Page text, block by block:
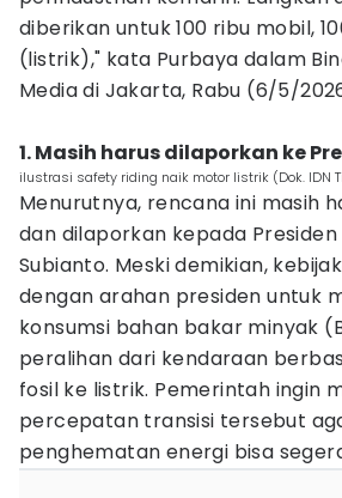
diberikan untuk 100 ribu mobil,
(listrik)," kata Purbaya dalam
Media di Jakarta, Rabu (6/5/
1. Masih harus dilaporkan ke
ilustrasi safety riding naik motor listrik (Dok. IDN
Menurutnya, rencana ini masih
dan dilaporkan kepada
Subianto. Meski demikian,
dengan arahan presiden untuk
konsumsi bahan bakar minyak
peralihan dari kendaraan
fosil ke listrik. Pemerintah ingin
percepatan transisi tersebut
penghematan energi bisa